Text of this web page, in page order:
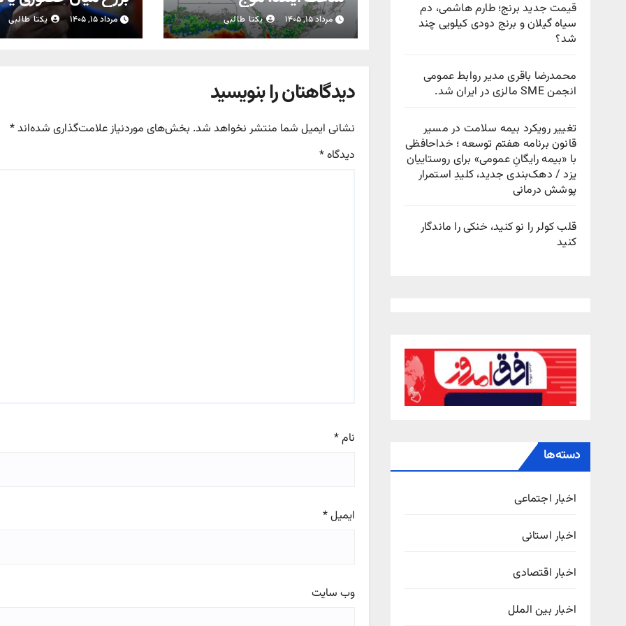
قیمت جدید برنج؛ طارم هاشمی، دم
سیاه گیلان و برنج دودی کیلویی چند
شد؟
محمدرضا باقری مدیر روابط عمومی
انجمن SME مالزی در ایران شد.
تغییر رویکرد بیمه سلامت در مسیر
قانون برنامه هفتم توسعه ؛ خداحافظی
با «بیمه رایگانِ عمومی» برای روستاییان
یزد / دهک‌بندی جدید، کلیدِ استمرار
پوشش درمانی
قلب کولر را نو کنید، خنکی را ماندگار
کنید
دسته‌ها
اخبار اجتماعی
اخبار استانی
اخبار اقتصادی
اخبار بین الملل
بارش‌های تابستانه در راه ۱۱
استان
مرداد ۱۵, ۱۴۰۵ یکتا طالبی شدن مدارس
مرداد ۱۵, ۱۴۰۵ یکتا طالبی
دیدگاهتان را بنویسید
نشانی ایمیل شما منتشر نخواهد شد. بخش‌های موردنیاز علامت‌گذاری شده‌اند*
دیدگاه*
نام*
ایمیل*
وب‌ سایت